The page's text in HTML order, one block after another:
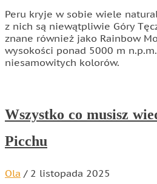
Peru kryje w sobie wiele
z nich są niewątpliwie Góry
znane również jako Rainbow
wysokości ponad 5000 m
niesamowitych kolorów.
Wszystko co musisz
Picchu
Ola / 2 listopada 2025